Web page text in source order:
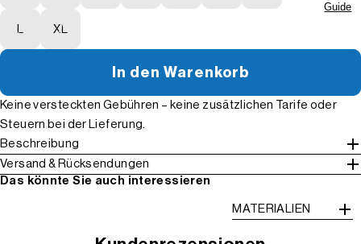
L XL
Guide
In den Warenkorb
Keine versteckten Gebühren – keine zusätzlichen Tarife oder
Steuern bei der Lieferung.
Beschreibung
Versand & Rücksendungen
Das könnte Sie auch interessieren
MATERIALIEN